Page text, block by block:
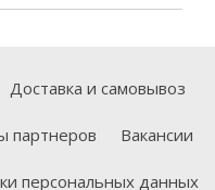
Доставка и самовывоз
партнеров Вакансии
персональных данных